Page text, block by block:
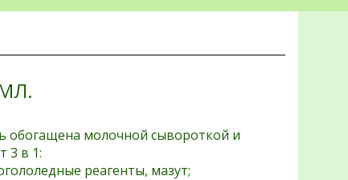
обогащена молочной сывороткой и
3 в 1:
реагенты, мазут;